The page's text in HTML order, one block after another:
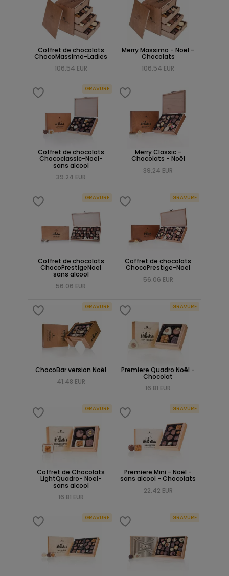
Coffret de chocolats
ChocoMassimo-Ladies
106.54 EUR
Merry Massimo - Noël -
Chocolats
106.54 EUR
GRAVURE
Coffret de chocolats
Chococlassic-Noel-
sans alcool
39.24 EUR
Merry Classic -
Chocolats - Noël
39.24 EUR
GRAVURE
Coffret de chocolats
ChocoPrestigeNoel
sans alcool
56.06 EUR
GRAVURE
Coffret de chocolats
ChocoPrestige-Noel
56.06 EUR
GRAVURE
ChocoBar version Noël
41.48 EUR
GRAVURE
Premiere Quadro Noël -
Chocolat
16.81 EUR
GRAVURE
Coffret de Chocolats
LightQuadro- Noel-
sans alcool
16.81 EUR
GRAVURE
Premiere Mini - Noël -
sans alcool - Chocolats
22.42 EUR
GRAVURE GRAVURE